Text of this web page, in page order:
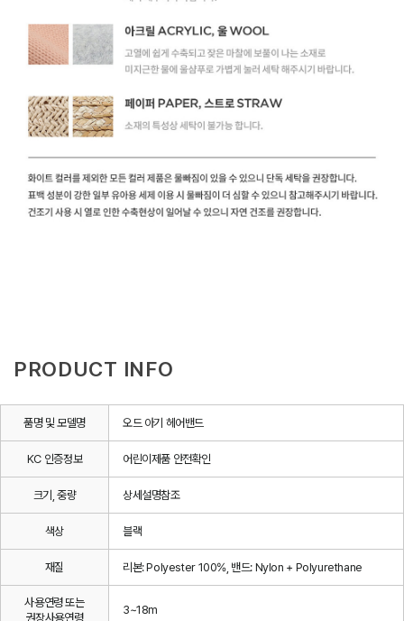
PRODUCT INFO
품명 및 모델명 오드 아기 헤어밴드
KC 인증정보 어린이제품 안전확인
크기, 중량 상세설명참조
색상 블랙
재질 리본: Polyester 100%, 밴드: Nylon + Polyurethane
사용연령 또는
권장사용연령
3~18m